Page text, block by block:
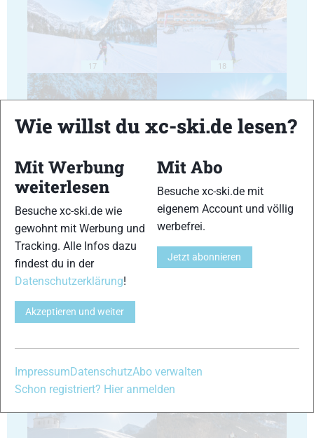
17 18
19 20
21 22
23
Wie willst du xc-ski.de lesen?
Mit Werbung
weiterlesen
Besuche xc-ski.de wie
gewohnt mit Werbung und
Tracking. Alle Infos dazu
findest du in der
Datenschutzerklärung!
Akzeptieren und weiter
Mit Abo
Besuche xc-ski.de mit
eigenem Account und völlig
werbefrei.
Jetzt abonnieren
ImpressumDatenschutzAbo verwalten
Schon registriert? Hier anmelden